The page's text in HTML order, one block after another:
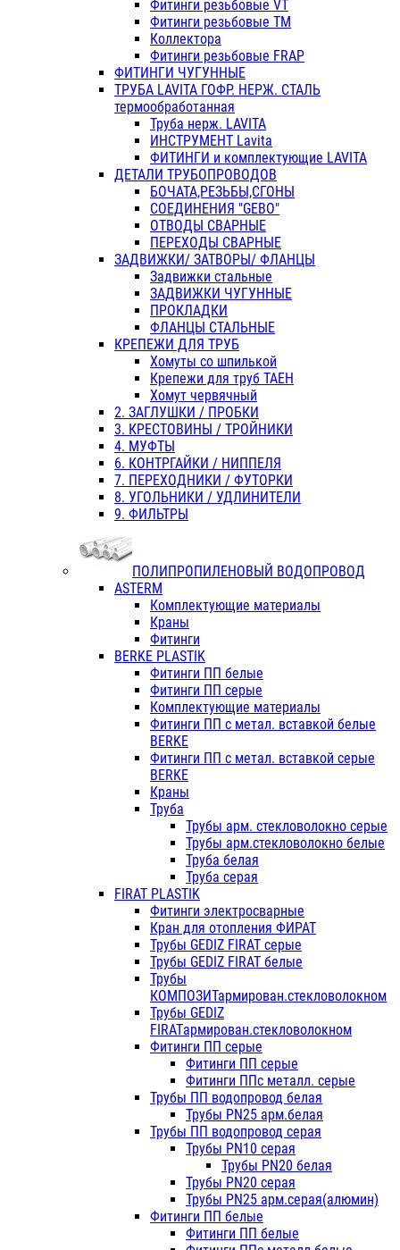
Фитинги резьбовые VT
Фитинги резьбовые ТМ
Коллектора
Фитинги резьбовые FRAP
ФИТИНГИ ЧУГУННЫЕ
ТРУБА LAVITA ГОФР. НЕРЖ. СТАЛЬ
термообработанная
Труба нерж. LAVITA
ИНСТРУМЕНТ Lavita
ФИТИНГИ и комплектующие LAVITA
ДЕТАЛИ ТРУБОПРОВОДОВ
БОЧАТА,РЕЗЬБЫ,СГОНЫ
СОЕДИНЕНИЯ "GEBO"
ОТВОДЫ СВАРНЫЕ
ПЕРЕХОДЫ СВАРНЫЕ
ЗАДВИЖКИ/ ЗАТВОРЫ/ ФЛАНЦЫ
Задвижки стальные
ЗАДВИЖКИ ЧУГУННЫЕ
ПРОКЛАДКИ
ФЛАНЦЫ СТАЛЬНЫЕ
КРЕПЕЖИ ДЛЯ ТРУБ
Хомуты со шпилькой
Крепежи для труб ТАЕН
Хомут червячный
2. ЗАГЛУШКИ / ПРОБКИ
3. КРЕСТОВИНЫ / ТРОЙНИКИ
4. МУФТЫ
6. КОНТРГАЙКИ / НИППЕЛЯ
7. ПЕРЕХОДНИКИ / ФУТОРКИ
8. УГОЛЬНИКИ / УДЛИНИТЕЛИ
9. ФИЛЬТРЫ
ПОЛИПРОПИЛЕНОВЫЙ ВОДОПРОВОД
ASTERM
Комплектующие материалы
Краны
Фитинги
BERKE PLASTIK
Фитинги ПП белые
Фитинги ПП серые
Комплектующие материалы
Фитинги ПП с метал. вставкой белые
BERKE
Фитинги ПП с метал. вставкой серые
BERKE
Краны
Труба
Трубы арм. стекловолокно серые
Трубы арм.стекловолокно белые
Труба белая
Труба серая
FIRAT PLASTIK
Фитинги электросварные
Кран для отопления ФИРАТ
Трубы GEDIZ FIRAT серые
Трубы GEDIZ FIRAT белые
Трубы
КОМПОЗИТармирован.стекловолокном
Трубы GEDIZ
FIRATармирован.стекловолокном
Фитинги ПП серые
Фитинги ПП серые
Фитинги ППс металл. серые
Трубы ПП водопровод белая
Трубы PN25 арм.белая
Трубы ПП водопровод серая
Трубы PN10 серая
Трубы PN20 белая
Трубы PN20 серая
Трубы PN25 арм.серая(алюмин)
Фитинги ПП белые
Фитинги ПП белые